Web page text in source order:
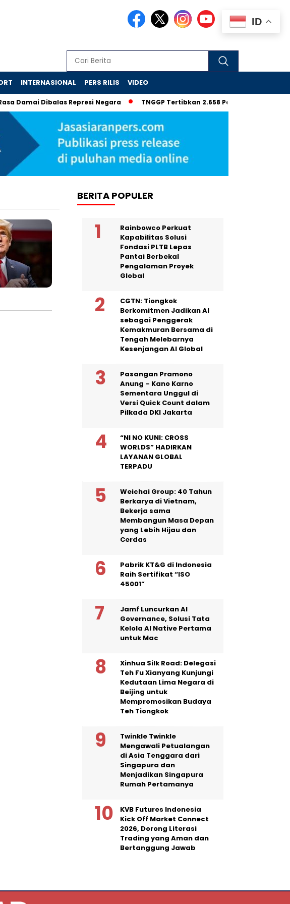
INTERNASIONAL PERS RILIS VIDEO
Damai Dibalas Represi Negara TNGGP Tertibkan 2.658 Pendaki Ilegal
BERITA POPULER
Rainbowco Perkuat
Kapabilitas Solusi
Fondasi PLTB Lepas
Pantai Berbekal
Pengalaman Proyek
Global
CGTN: Tiongkok
Berkomitmen Jadikan AI
sebagai Penggerak
Kemakmuran Bersama di
Tengah Melebarnya
Kesenjangan AI Global
Pasangan Pramono
Anung – Kano Karno
Sementara Unggul di
Versi Quick Count dalam
Pilkada DKI Jakarta
“NI NO KUNI: CROSS
WORLDS” HADIRKAN
LAYANAN GLOBAL
TERPADU
Weichai Group: 40 Tahun
Berkarya di Vietnam,
Bekerja sama
Membangun Masa Depan
yang Lebih Hijau dan
Cerdas
Pabrik KT&G di Indonesia
Raih Sertifikat “ISO
45001”
Jamf Luncurkan AI
Governance, Solusi Tata
Kelola AI Native Pertama
untuk Mac
Xinhua Silk Road: Delegasi
Teh Fu Xianyang Kunjungi
Kedutaan Lima Negara di
Beijing untuk
Mempromosikan Budaya
Teh Tiongkok
Twinkle Twinkle
Mengawali Petualangan
di Asia Tenggara dari
Singapura dan
Menjadikan Singapura
Rumah Pertamanya
KVB Futures Indonesia
Kick Off Market Connect
2026, Dorong Literasi
Trading yang Aman dan
Bertanggung Jawab
ID